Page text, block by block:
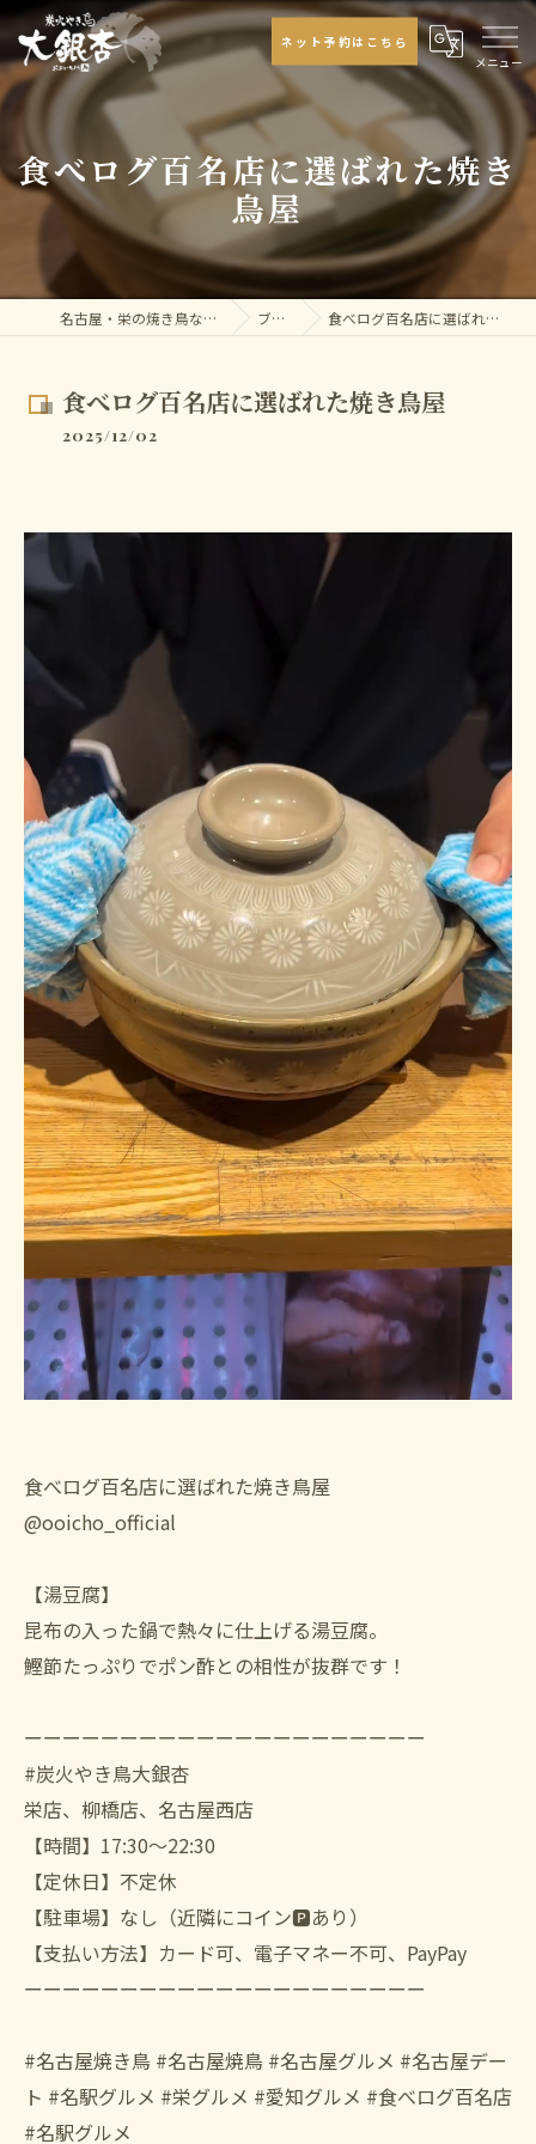
ネット予約はこちら
食べログ百名店に選ばれた焼き
鳥屋
名古屋・栄の焼き鳥なら大銀杏 ブログ 食べログ百名店に選ばれた焼き鳥屋
食べログ百名店に選ばれた焼き鳥屋
2025/12/02
食べログ百名店に選ばれた焼き鳥屋
@ooicho_official
【湯豆腐】
昆布の入った鍋で熱々に仕上げる湯豆腐。
鰹節たっぷりでポン酢との相性が抜群です！
ーーーーーーーーーーーーーーーーーーーーー
#炭火やき鳥大銀杏
栄店、柳橋店、名古屋西店
【時間】17:30〜22:30
【定休日】不定休
【駐車場】なし（近隣にコイン🅿️あり）
【支払い方法】カード可、電子マネー不可、PayPay
ーーーーーーーーーーーーーーーーーーーーー
#名古屋焼き鳥 #名古屋焼鳥 #名古屋グルメ #名古屋デー
ト #名駅グルメ #栄グルメ #愛知グルメ #食べログ百名店
#名駅グルメ